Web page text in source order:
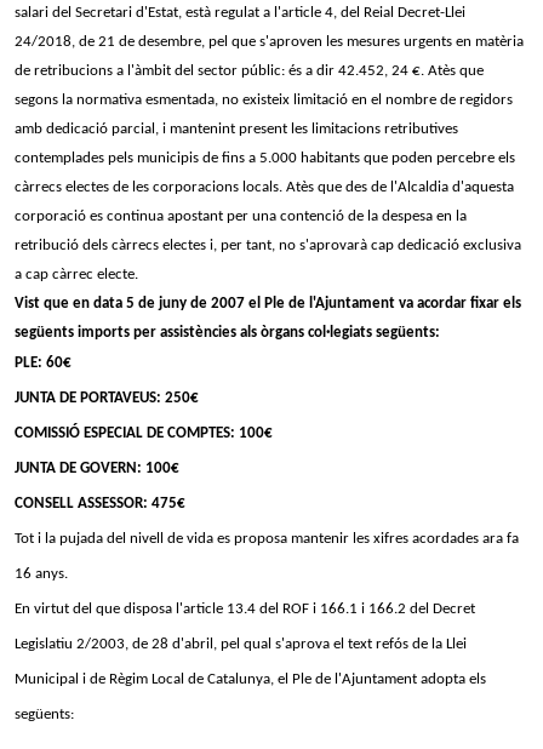
salari del Secretari d'Estat, està regulat a l'article 4, del Reial Decret-Llei
24/2018, de 21 de desembre, pel que s'aproven les mesures urgents en matèria
de retribucions a l'àmbit del sector públic: és a dir 42.452, 24 €. Atès que
segons la normativa esmentada, no existeix limitació en el nombre de regidors
amb dedicació parcial, i mantenint present les limitacions retributives
contemplades pels municipis de fins a 5.000 habitants que poden percebre els
càrrecs electes de les corporacions locals. Atès que des de l'Alcaldia d'aquesta
corporació es continua apostant per una contenció de la despesa en la
retribució dels càrrecs electes i, per tant, no s'aprovarà cap dedicació exclusiva
a cap càrrec electe.
Vist que en data 5 de juny de 2007 el Ple de l'Ajuntament va acordar fixar els
següents imports per assistències als òrgans col·legiats següents:
PLE: 60€
JUNTA DE PORTAVEUS: 250€
COMISSIÓ ESPECIAL DE COMPTES: 100€
JUNTA DE GOVERN: 100€
CONSELL ASSESSOR: 475€
Tot i la pujada del nivell de vida es proposa mantenir les xifres acordades ara fa
16 anys.
En virtut del que disposa l'article 13.4 del ROF i 166.1 i 166.2 del Decret
Legislatiu 2/2003, de 28 d'abril, pel qual s'aprova el text refós de la Llei
Municipal i de Règim Local de Catalunya, el Ple de l'Ajuntament adopta els
següents: